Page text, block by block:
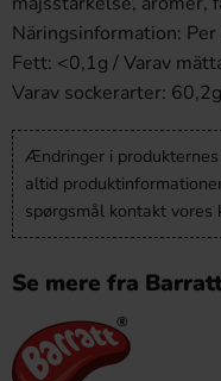
Näringsinformation:
Fett: <0,1g / Varav
Varav sockerarter:
Ændringer i
altid
spørgsmål kontakt vores
Se mere fra